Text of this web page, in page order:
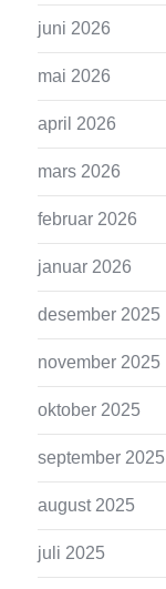
juni 2026
mai 2026
april 2026
mars 2026
februar 2026
januar 2026
desember 2025
november 2025
oktober 2025
september 2025
august 2025
juli 2025